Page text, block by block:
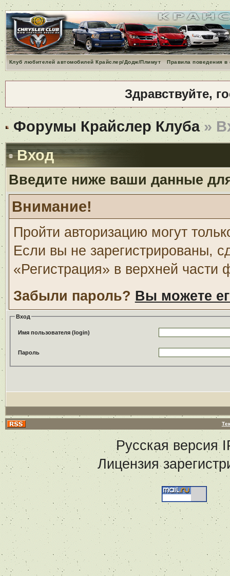
Клуб любителей автомобилей Крайслер/Додж/Плимут Правила поведения
Здравствуйте,
Форумы Крайслер Клуба»
Вход
Введите ниже ваши данные
Внимание!
Пройти авторизацию могут
Если вы не зарегистрированы,
«Регистрация» в верхней части
Забыли пароль? Вы можете
Вход
Имя пользователя (login)
Пароль
Русская версия
Лицензия